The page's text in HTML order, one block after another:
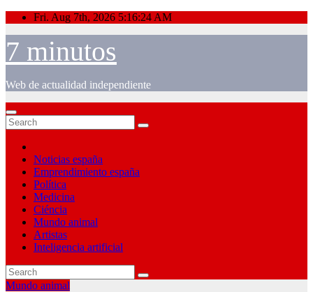
Skip
content
Fri. Aug 7th, 2026 5:16:25 AM
7 minutos
Web de actualidad independiente
Noticias españa
Emprendimiento españa
Política
Medicina
Ciéncia
Mundo animal
Artistas
Inteligencia artificial
Mundo animal